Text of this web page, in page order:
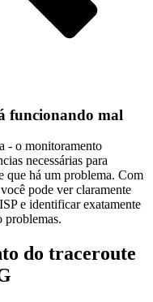
funcionando mal
- o monitoramento
necessárias para
que há um problema. Com
pode ver claramente
e identificar exatamente
problemas.
do traceroute